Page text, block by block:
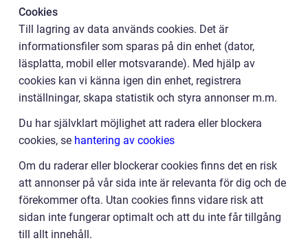
Cookies
Till lagring av data används cookies. Det är
informationsfiler som sparas på din enhet (dator,
läsplatta, mobil eller motsvarande). Med hjälp av
cookies kan vi känna igen din enhet, registrera
inställningar, skapa statistik och styra annonser m.m.
Du har självklart möjlighet att radera eller blockera
cookies, se hantering av cookies
Om du raderar eller blockerar cookies finns det en risk
att annonser på vår sida inte är relevanta för dig och de
förekommer ofta. Utan cookies finns vidare risk att
sidan inte fungerar optimalt och att du inte får tillgång
till allt innehåll.